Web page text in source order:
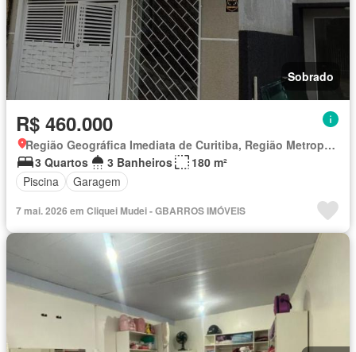
Sobrado
R$ 460.000
Região Geográfica Imediata de Curitiba, Região Metropolitana de Curitiba
3 Quartos
3 Banheiros
180 m²
Piscina
Garagem
7 mai. 2026 em Cliquei Mudei - GBARROS IMÓVEIS